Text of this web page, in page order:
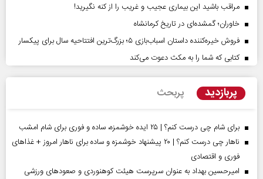
مراقب باشید این بیماری عجیب و غریب را از کنه نگیرید!
خاوران؛ گمشده‌ای در تاریخ کرمانشاه
فروش خیره‌کننده داستان اسباب‌بازی ۵؛ بزرگ‌ترین افتتاحیه سال برای پیکسار
کتابی که شما را به مکث دعوت می‌کند
پربازدید پربحث
برای شام چی درست کنم؟ | ۲۵ ایده خوشمزه، ساده و فوری برای شام امشب
ناهار چی درست کنم؟ | ۲۰ پیشنهاد خوشمزه و ساده برای ناهار امروز + غذاهای
فوری و اقتصادی
امیرحسین بهداد به عنوان سرپرست هیئت کوهنوردی و صعودهای ورزشی